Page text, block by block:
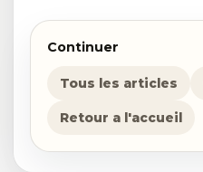
Continuer
Tous les articles
Retour a l'accueil